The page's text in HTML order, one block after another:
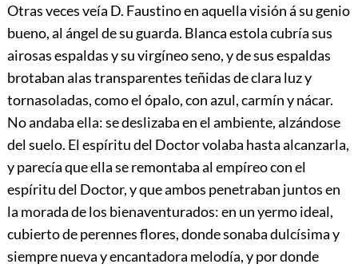
Otras veces veía D. Faustino en aquella visión á su genio
bueno, al ángel de su guarda. Blanca estola cubría sus
airosas espaldas y su virgíneo seno, y de sus espaldas
brotaban alas transparentes teñidas de clara luz y
tornasoladas, como el ópalo, con azul, carmín y nácar.
No andaba ella: se deslizaba en el ambiente, alzándose
del suelo. El espíritu del Doctor volaba hasta alcanzarla,
y parecía que ella se remontaba al empíreo con el
espíritu del Doctor, y que ambos penetraban juntos en
la morada de los bienaventurados: en un yermo ideal,
cubierto de perennes flores, donde sonaba dulcísima y
siempre nueva y encantadora melodía, y por donde